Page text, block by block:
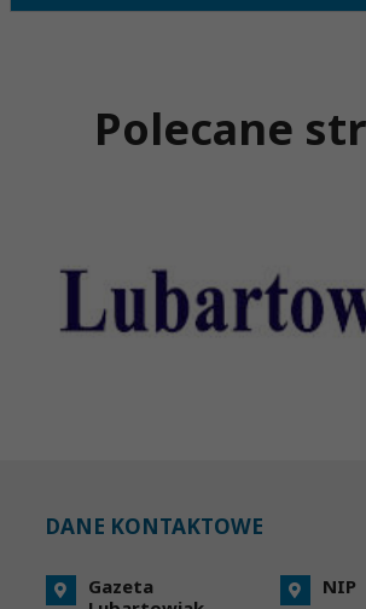
Polecane
DANE KONTAKTOWE
Gazeta
NIP